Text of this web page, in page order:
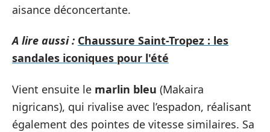
aisance déconcertante.
A lire aussi : Chaussure Saint-Tropez : les
sandales iconiques pour l'été
Vient ensuite le marlin bleu (Makaira
nigricans), qui rivalise avec l’espadon, réalisant
également des pointes de vitesse similaires. Sa